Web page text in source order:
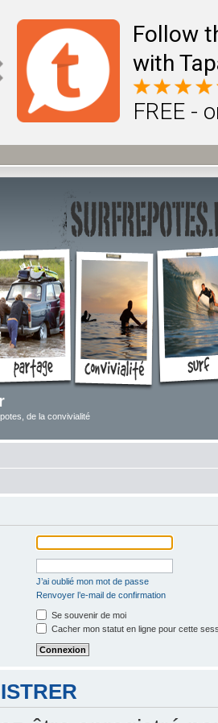
Follow
with
FREE -
de la convivialité
J’ai oublié mon mot de passe
Renvoyer l’e-mail de confirmation
Se souvenir de moi
Cacher mon statut en ligne pour cette